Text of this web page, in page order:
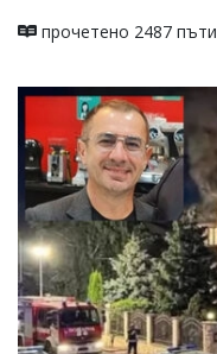
прочетено 2487 пъти